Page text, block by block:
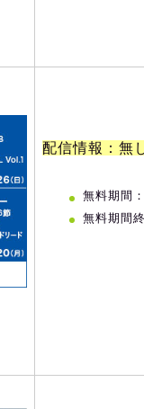
配信情報：無
無料期間
無料期間